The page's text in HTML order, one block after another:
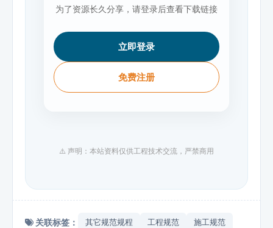
为了资源长久分享，请登录后查看下载链接
立即登录
免费注册
⚠️ 声明：本站资料仅供工程技术交流，严禁商用
关联标签： 其它规范规程 工程规范 施工规范